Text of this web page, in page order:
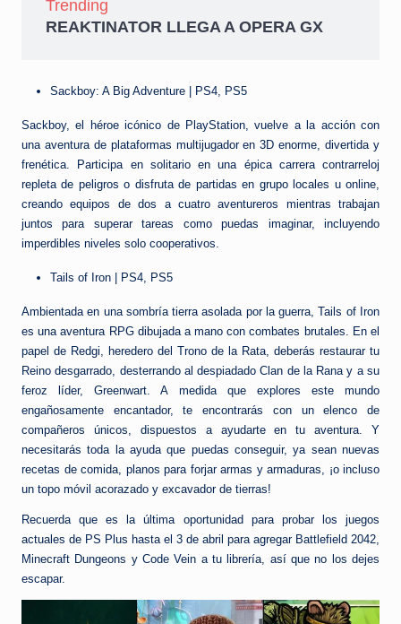
Trending
REAKTINATOR LLEGA A OPERA GX
Sackboy: A Big Adventure | PS4, PS5
Sackboy, el héroe icónico de PlayStation, vuelve a la acción con
una aventura de plataformas multijugador en 3D enorme, divertida y
frenética. Participa en solitario en una épica carrera contrarreloj
repleta de peligros o disfruta de partidas en grupo locales u online,
creando equipos de dos a cuatro aventureros mientras trabajan
juntos para superar tareas como puedas imaginar, incluyendo
imperdibles niveles solo cooperativos.
Tails of Iron | PS4, PS5
Ambientada en una sombría tierra asolada por la guerra, Tails of Iron
es una aventura RPG dibujada a mano con combates brutales. En el
papel de Redgi, heredero del Trono de la Rata, deberás restaurar tu
Reino desgarrado, desterrando al despiadado Clan de la Rana y a su
feroz líder, Greenwart. A medida que explores este mundo
engañosamente encantador, te encontrarás con un elenco de
compañeros únicos, dispuestos a ayudarte en tu aventura. Y
necesitarás toda la ayuda que puedas conseguir, ya sean nuevas
recetas de comida, planos para forjar armas y armaduras, ¡o incluso
un topo móvil acorazado y excavador de tierras!
Recuerda que es la última oportunidad para probar los juegos
actuales de PS Plus hasta el 3 de abril para agregar Battlefield 2042,
Minecraft Dungeons y Code Vein a tu librería, así que no los dejes
escapar.